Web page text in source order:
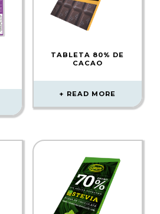
TABLETA 80% DE
CACAO
READ MORE